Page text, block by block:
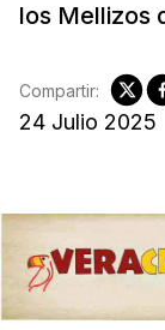
los Mellizos
24 Julio 2025
Compartir: